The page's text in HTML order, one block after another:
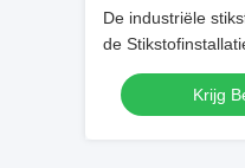
De industriële
de
besparingseenheid
Krijg